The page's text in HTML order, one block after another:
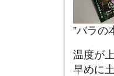
”バラの
温度が
早めに